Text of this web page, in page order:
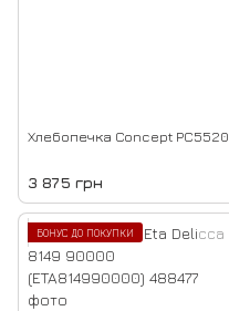
Хлебопечка Concept PC5520
3 875 грн
БОНУС ДО ПОКУПКИ